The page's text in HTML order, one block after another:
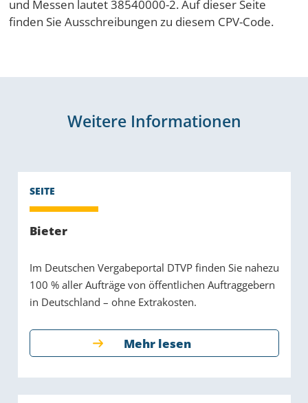
und Messen lautet 38540000-2. Auf dieser Seite
finden Sie Ausschreibungen zu diesem CPV-Code.
Weitere Informationen
Bieter
Im Deutschen Vergabeportal DTVP finden Sie nahezu
100 % aller Aufträge von öffentlichen Auftraggebern
in Deutschland – ohne Extrakosten.
Mehr lesen